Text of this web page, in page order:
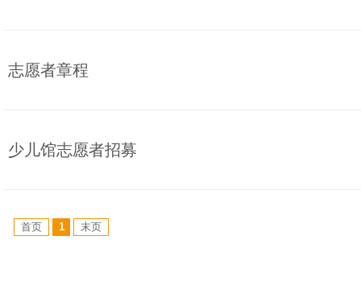
志愿者章程
少儿馆志愿者招募
首页 1 末页